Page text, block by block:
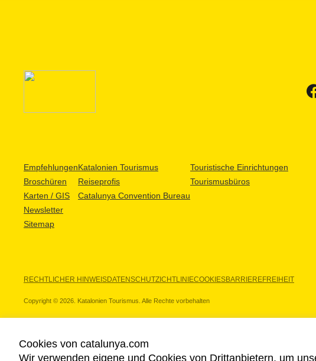
Empfehlungen
Broschüren
Karten / GIS
Newsletter
Sitemap
Katalonien Tourismus
Reiseprofis
Catalunya Convention Bureau
Touristische Einrichtungen
Tourismusbüros
RECHTLICHER HINWEISDATENSCHUTZICHTLINIECOOKIESBARRIEREFREIHEIT
Copyright © 2026. Katalonien Tourismus. Alle Rechte vorbehalten
Cookies von catalunya.com
Wir verwenden eigene und Cookies von Drittanbietern, um